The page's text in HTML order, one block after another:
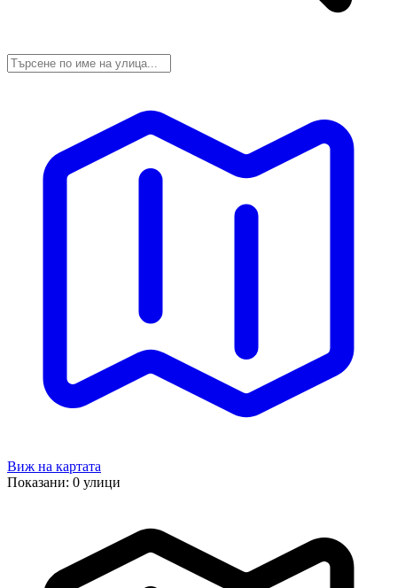
Виж на картата
Показани: 0 улици